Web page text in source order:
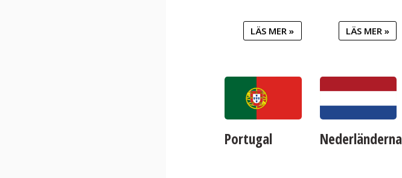
LÄS MER » LÄS MER »
Portugal Nederländerna